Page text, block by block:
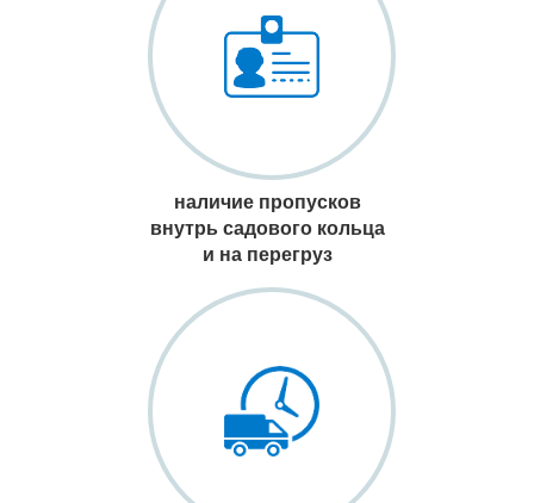
наличие пропусков
внутрь садового кольца
и на перегруз